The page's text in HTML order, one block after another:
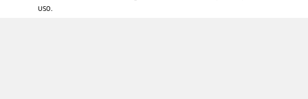
Condiciones de uso
uso.